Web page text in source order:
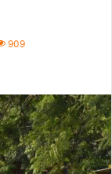
909